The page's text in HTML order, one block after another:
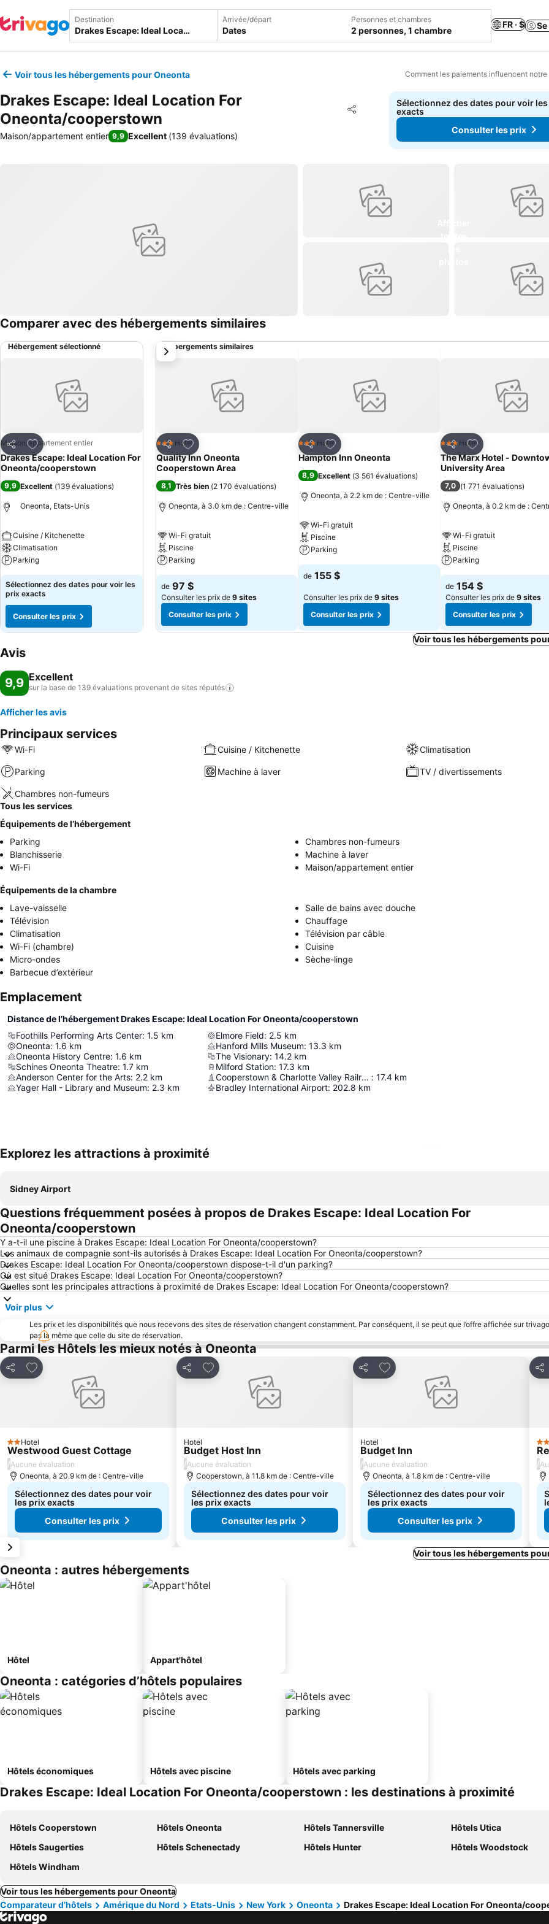
Destination Arrivée/départ
Dates
Personnes et chambres
2 personnes, 1 chambre
FR · $
Voir tous les hébergements pour Oneonta Comment les paiements influencent
Drakes Escape: Ideal Location For
Oneonta/cooperstown
Partager
Ajouter à mes favoris
Maison/appartement entier 9,9 Excellent (139 évaluations)
Sélectionnez des dates pour voir
exacts
Consulter les prix
Comparer avec des hébergements similaires
Hébergement sélectionné
Partager
Ajouter à mes favoris
Maison/appartement entier
Drakes Escape: Ideal Location For
Oneonta/cooperstown
9,9 Excellent (139 évaluations)
Oneonta, Etats-Unis
Cuisine / Kitchenette
Climatisation
Parking
Sélectionnez des dates pour voir les
prix exacts
Consulter les prix
Hébergements similaires
Partager
Ajouter à mes favoris
3 ÉtoilesHotel
Quality Inn Oneonta
Cooperstown Area
8,1 Très bien (2 170 évaluations)
Oneonta, à 3.0 km de : Centre-ville
Wi-Fi gratuit
Piscine
Parking
de 97 $
Consulter les prix de 9 sites
Consulter les prix
Partager
Ajouter à mes favoris
3 ÉtoilesHotel
Hampton Inn Oneonta
8,9 Excellent (3 561 évaluations)
Oneonta, à 2.2 km de : Centre-ville
Wi-Fi gratuit
Piscine
Parking
de 155 $
Consulter les prix de 9 sites
Consulter les prix
Partager
Ajouter à mes
3 ÉtoilesHotel
The Marx Hotel -
University Area
7,0 (1 771 évaluations)
Oneonta, à 0.2 km de :
Wi-Fi gratuit
Piscine
Parking
de 154 $
Consulter les prix de 9 sites
Consulter les prix
suivant
Voir tous les hébergements
Avis
9,9 Excellent
sur la base de 139 évaluations provenant de sites réputés
Afficher les avis
Principaux services
Wi-Fi Cuisine / Kitchenette Climatisation
Parking Machine à laver TV / divertissements
Chambres non-fumeurs
Tous les services
Équipements de l’hébergement
Parking
Chambres non-fumeurs
Blanchisserie
Machine à laver
Wi-Fi
Maison/appartement entier
Équipements de la chambre
Lave-vaisselle
Salle de bains avec douche
Télévision
Chauffage
Climatisation
Télévision par câble
Wi-Fi (chambre)
Cuisine
Micro-ondes
Sèche-linge
Barbecue d’extérieur
Emplacement
Distance de l’hébergement Drakes Escape: Ideal Location For Oneonta/cooperstown
Foothills Performing Arts Center: 1.5 km
Oneonta: 1.6 km
Oneonta History Centre: 1.6 km
Schines Oneonta Theatre: 1.7 km
Anderson Center for the Arts: 2.2 km
Yager Hall - Library and Museum: 2.3 km
Elmore Field: 2.5 km
Hanford Mills Museum: 13.3 km
The Visionary: 14.2 km
Milford Station: 17.3 km
Cooperstown & Charlotte Valley Railroad : 17.4 km
Bradley International Airport: 202.8 km
Explorez les attractions à proximité
Sidney Airport
Questions fréquemment posées à propos de Drakes Escape: Ideal Location For
Oneonta/cooperstown
Y a-t-il une piscine à Drakes Escape: Ideal Location For Oneonta/cooperstown?
Les animaux de compagnie sont-ils autorisés à Drakes Escape: Ideal Location For Oneonta/cooperstown?
Drakes Escape: Ideal Location For Oneonta/cooperstown dispose-t-il d'un parking?
Où est situé Drakes Escape: Ideal Location For Oneonta/cooperstown?
Quelles sont les principales attractions à proximité de Drakes Escape: Ideal Location For Oneonta/cooperstown?
Voir plus
Les prix et les disponibilités que nous recevons des sites de réservation changent constamment. Par conséquent, il se peut que l’offre affichée sur
pas la même que celle du site de réservation.
Parmi les Hôtels les mieux notés à Oneonta
Partager
Ajouter à mes favoris
2 Étoiles
Hotel
Westwood Guest Cottage
/Aucune évaluation
Oneonta, à 20.9 km de : Centre-ville
Sélectionnez des dates pour voir
les prix exacts
Consulter les prix
Partager
Ajouter à mes favoris
Hotel
Budget Host Inn
/Aucune évaluation
Cooperstown, à 11.8 km de : Centre-ville
Sélectionnez des dates pour voir
les prix exacts
Consulter les prix
Partager
Ajouter à mes favoris
Hotel
Budget Inn
/Aucune évaluation
Oneonta, à 1.8 km de : Centre-ville
Sélectionnez des dates pour voir
les prix exacts
Consulter les prix
2
/
Voir tous les hébergements
Oneonta : autres hébergements
Hôtel Appart'hôtel
Oneonta : catégories d’hôtels populaires
Hôtels économiques Hôtels avec piscine Hôtels avec parking
Drakes Escape: Ideal Location For Oneonta/cooperstown : les destinations à proximité
Hôtels Cooperstown Hôtels Oneonta Hôtels Tannersville
Hôtels Utica
Hôtels Saugerties
Hôtels Schenectady Hôtels Hunter
Hôtels Woodstock
Hôtels Windham
Voir tous les hébergements pour Oneonta
Comparateur d’hôtels
Amérique du Nord Etats-Unis New York Oneonta Drakes Escape: Ideal Location For Oneonta/